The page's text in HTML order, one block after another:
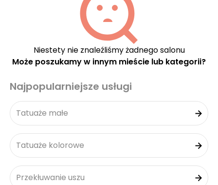
Niestety nie znaleźliśmy żadnego salonu
Może poszukamy w innym mieście lub kategorii?
Najpopularniejsze usługi
Tatuaże małe
Tatuaże kolorowe
Przekłuwanie uszu